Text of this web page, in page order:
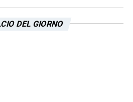
tecnici sia alla volontà
DEL GIORNO